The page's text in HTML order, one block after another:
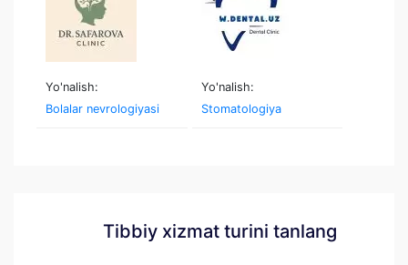
Yo'nalish:
Bolalar nevrologiyasi
Yo'nalish:
Stomatologiya
Tibbiy xizmat turini tanlang